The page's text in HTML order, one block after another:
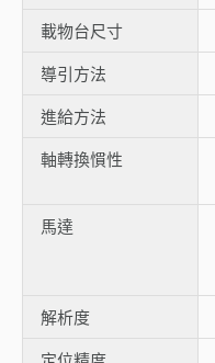
載物台尺寸
導引方法
進給方法
軸轉換慣性
馬達
解析度